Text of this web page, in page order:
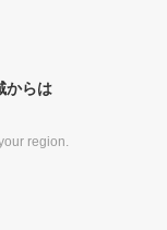
からは
region.